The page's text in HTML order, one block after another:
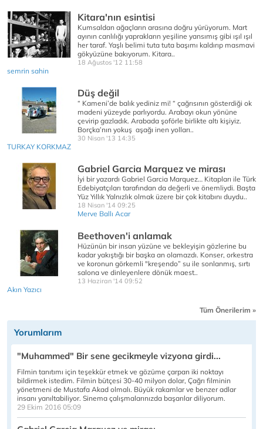
Kitara'nın esintisi
Kumsaldan ağaçların arasına doğru yürüyorum. Mart
ayının canlılığı yaprakların yeşiline yansımış gibi ışıl ışıl
her taraf. Yaşlı belimi tuta tuta başımı kaldırıp masmavi
gökyüzüne bakıyorum. Kitara..
18 Ağustos '12 11:58
semrin sahin
Düş değil
“ Kameni’de balık yediniz mi! “ çağrısının gösterdiği ok
madeni yüzeyde parlıyordu. Arabayı okun yönüne
çevirip gazladık. Arabada şoförle birlikte altı kişiyiz.
Borçka’nın yokuş aşağı inen yolları..
30 Nisan '13 14:35
TURKAY KORKMAZ
Gabriel Garcia Marquez ve mirası
İyi bir yazardı Gabriel Garcia Marquez… Kitapları ile Türk
Edebiyatçıları tarafından da değerli ve önemliydi. Başta
Yüz Yıllık Yalnızlık olmak üzere bir çok kitabını duydu..
18 Nisan '14 09:25
Merve Ballı Acar
Beethoven'i anlamak
Hüzünün bir insan yüzüne ve bekleyişin gözlerine bu
kadar yakıştığı bir başka an olamazdı. Konser, orkestra
ve koronun görkemli "kreşendo” su ile sonlanmış, sırtı
salona ve dinleyenlere dönük maest..
13 Haziran '14 09:52
Akın Yazıcı
Tüm Önerilerim »
Yorumlarım
"Muhammed" Bir sene gecikmeyle vizyona girdi...
Filmin tanıtımı için teşekkür etmek ve gözüme çarpan iki noktayı
bildirmek istedim. Filmin bütçesi 30-40 milyon dolar, Çağrı filminin
yönetmeni de Mustafa Akad olmalı. Büyük rakamlar ve benzer adlar
insanı yanıltabiliyor. Sinema çalışmalarınızda başarılar diliyorum.
29 Ekim 2016 05:09